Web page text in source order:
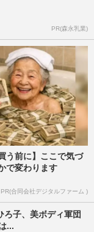
PR(森永乳業)
う前に】ここで気づ
で変わります
PR(合同会社デジタルファーム )
ろ子、美ボディ軍団
...